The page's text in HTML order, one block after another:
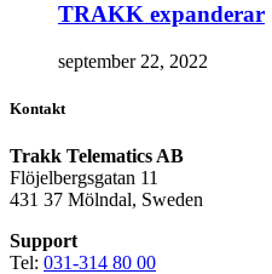
TRAKK expanderar
september 22, 2022
Kontakt
Trakk Telematics AB
Flöjelbergsgatan 11
431 37 Mölndal, Sweden
Support
Tel: 031-314 80 00